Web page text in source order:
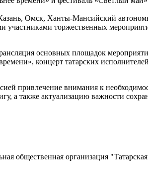
Омск, Ханты-Мансийский
участниками торжественных
основных площадок
концерт татарских
привлечение внимания к
а также актуализацию важности
общественная организация